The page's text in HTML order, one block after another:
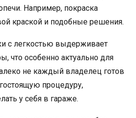
Например, покраска
краской и подобные решения.
с легкостью выдерживает
что особенно актуально для
не каждый владелец готов
процедуру,
у себя в гараже.